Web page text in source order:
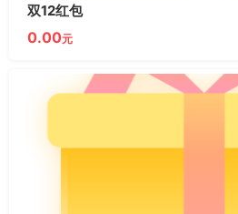
双12红包
0.00元